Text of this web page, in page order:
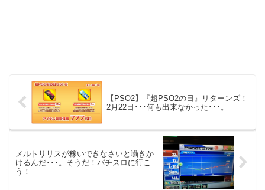
【PSO2】『超PSO2の日』リターンズ！
2月22日･･･何も出来なかった･･･。
メルトリリスが稼いできなさいと囁きか
けるんだ･･･。そうだ！パチスロに行こ
う！